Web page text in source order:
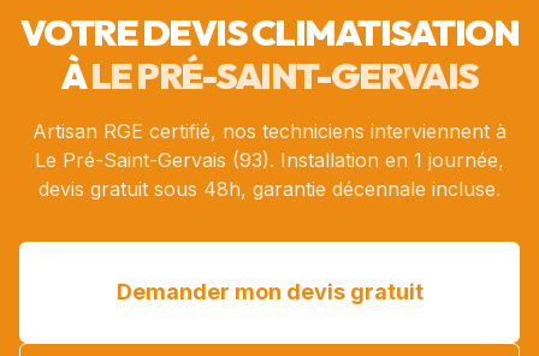
VOTRE DEVIS CLIMATISATION
ÀLE PRÉ-SAINT-GERVAIS
Artisan RGE certifié, nos techniciens interviennent à
Le Pré-Saint-Gervais (93). Installation en 1 journée,
devis gratuit sous 48h, garantie décennale incluse.
Demander mon devis gratuit